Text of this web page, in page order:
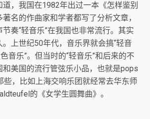
，我国在1982年出过一本《怎样鉴别
名的作曲家和学者都写了分析文章，
奏“轻音乐”在我国也非常流行。其实
上世纪50年代，音乐界就会搞“轻音
音乐”。但当时的“轻音乐”和后来的不
和美国的流行管弦乐小品，也就是pops
些，比如上海交响乐团就经常去华东师
的《女学生圆舞曲》。